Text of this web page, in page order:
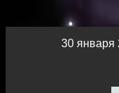
30 января